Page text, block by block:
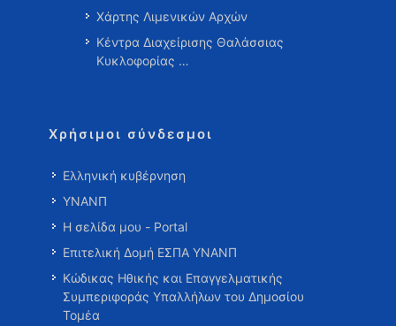
Χάρτης Λιμενικών Αρχών
Κέντρα Διαχείρισης Θαλάσσιας
Κυκλοφορίας …
Χρήσιμοι σύνδεσμοι
Ελληνική κυβέρνηση
ΥΝΑΝΠ
Η σελίδα μου - Portal
Επιτελική Δομή ΕΣΠΑ ΥΝΑΝΠ
Κώδικας Ηθικής και Επαγγελματικής
Συμπεριφοράς Υπαλλήλων του Δημοσίου
Τομέα